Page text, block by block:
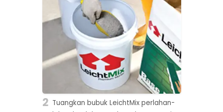
2 Tuangkan bubuk LeichtMix perlahan-